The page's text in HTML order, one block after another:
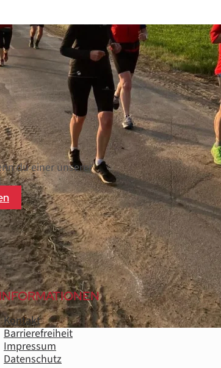
du einer unserer
Kontakt
Barrierefreiheit
Impressum
Datenschutz